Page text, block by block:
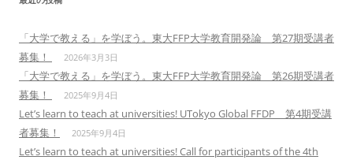
「大学で教える」を学ぼう。東大FFP大学教育開発論 第27期受講者
募集！
2026年3月3日
「大学で教える」を学ぼう。東大FFP大学教育開発論 第26期受講者
募集！
2025年9月4日
Let’s learn to teach at universities! UTokyo Global FFDP 第4期受講
者募集！
2025年9月4日
Let’s learn to teach at universities! Call for participants of the 4th